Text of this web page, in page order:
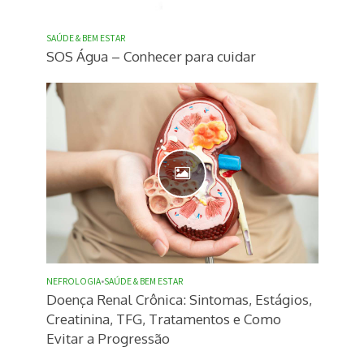
SAÚDE & BEM ESTAR
SOS Água – Conhecer para cuidar
NEFROLOGIA•SAÚDE & BEM ESTAR
Doença Renal Crônica: Sintomas, Estágios,
Creatinina, TFG, Tratamentos e Como
Evitar a Progressão